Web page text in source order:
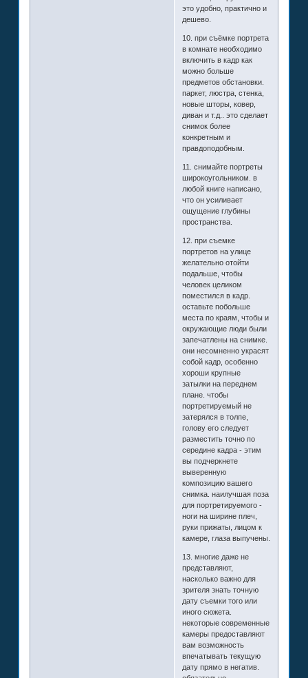
это удобно, практично и
дешево.
10. при съёмке портрета
в комнате необходимо
включить в кадр как
можно больше
предметов обстановки.
паркет, люстра, стенка,
новые шторы, ковер,
диван и т.д.. это сделает
снимок более
конкретным и
правдоподобным.
11. снимайте портреты
широкоугольником. в
любой книге написано,
что он усиливает
ощущение глубины
пространства.
12. при съемке
портретов на улице
желательно отойти
подальше, чтобы
человек целиком
поместился в кадр.
оставьте побольше
места по краям, чтобы и
окружающие люди были
запечатлены на снимке.
они несомненно украсят
собой кадр, особенно
хороши крупные
затылки на переднем
плане. чтобы
портретируемый не
затерялся в толпе,
голову его следует
разместить точно по
середине кадра - этим
вы подчеркнете
выверенную
композицию вашего
снимка. наилучшая поза
для портретируемого -
ноги на ширине плеч,
руки прижаты, лицом к
камере, глаза выпучены.
13. многие даже не
представляют,
насколько важно для
зрителя знать точную
дату съемки того или
иного сюжета.
некоторые современные
камеры предоставляют
вам возможность
впечатывать текущую
дату прямо в негатив.